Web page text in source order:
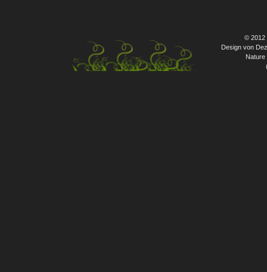
© 2012
Design von
Nature